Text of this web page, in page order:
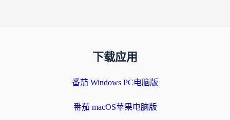
下载应用
番茄 Windows PC电脑版
番茄 macOS苹果电脑版